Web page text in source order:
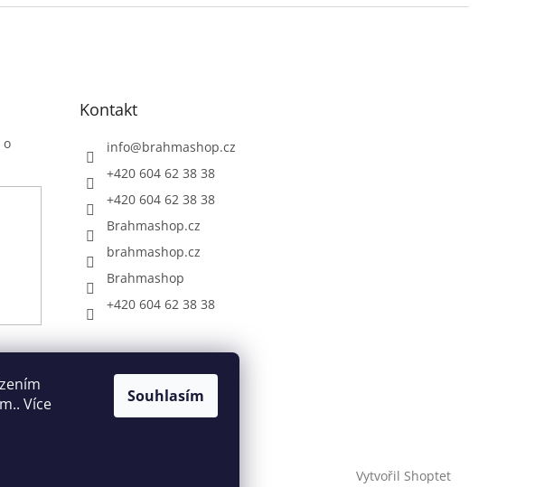
Více
Souhlasím
o
Kontakt
info@brahmashop.cz
+420 604 62 38 38
+420 604 62 38 38
Brahmashop.cz
brahmashop.cz
Brahmashop
+420 604 62 38 38
Vytvořil Shoptet